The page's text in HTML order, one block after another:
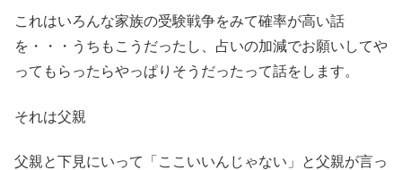
これはいろんな家族の受験戦争をみて確率が高い話
を・・・うちもこうだったし、占いの加減でお願いしてや
ってもらったらやっぱりそうだったって話をします。
それは父親
父親と下見にいって「ここいいんじゃない」と父親が言っ